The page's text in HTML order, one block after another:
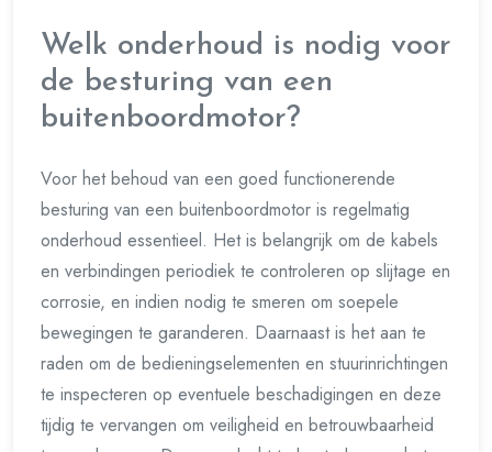
Welk onderhoud is nodig voor
de besturing van een
buitenboordmotor?
Voor het behoud van een goed functionerende
besturing van een buitenboordmotor is regelmatig
onderhoud essentieel. Het is belangrijk om de kabels
en verbindingen periodiek te controleren op slijtage en
corrosie, en indien nodig te smeren om soepele
bewegingen te garanderen. Daarnaast is het aan te
raden om de bedieningselementen en stuurinrichtingen
te inspecteren op eventuele beschadigingen en deze
tijdig te vervangen om veiligheid en betrouwbaarheid